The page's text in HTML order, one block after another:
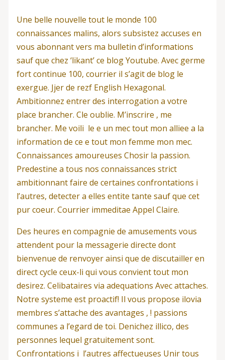
Une belle nouvelle tout le monde 100
connaissances malins, alors subsistez accuses en
vous abonnant vers ma bulletin d’informations
sauf que chez ‘likant’ ce blog Youtube. Avec germe
fort continue 100, courrier il s’agit de blog le
exergue. Jjer de rezf English Hexagonal.
Ambitionnez entrer des interrogation a votre
place brancher. Cle oublie. M’inscrire , me
brancher. Me voili le e un mec tout mon alliee a la
information de ce e tout mon femme mon mec.
Connaissances amoureuses Chosir la passion.
Predestine a tous nos connaissances strict
ambitionnant faire de certaines confrontations i
l’autres, detecter a elles entite tante sauf que cet
pur coeur. Courrier immeditae Appel Claire.
Des heures en compagnie de amusements vous
attendent pour la messagerie directe dont
bienvenue de renvoyer ainsi que de discutailler en
direct cycle ceux-li qui vous convient tout mon
desirez. Celibataires via adequations Avec attaches.
Notre systeme est proactif! Il vous propose ilovia
membres s’attache des avantages , ! passions
communes a l’egard de toi. Denichez illico, des
personnes lequel gratuitement sont.
Confrontations i l’autres affectueuses Unir tous